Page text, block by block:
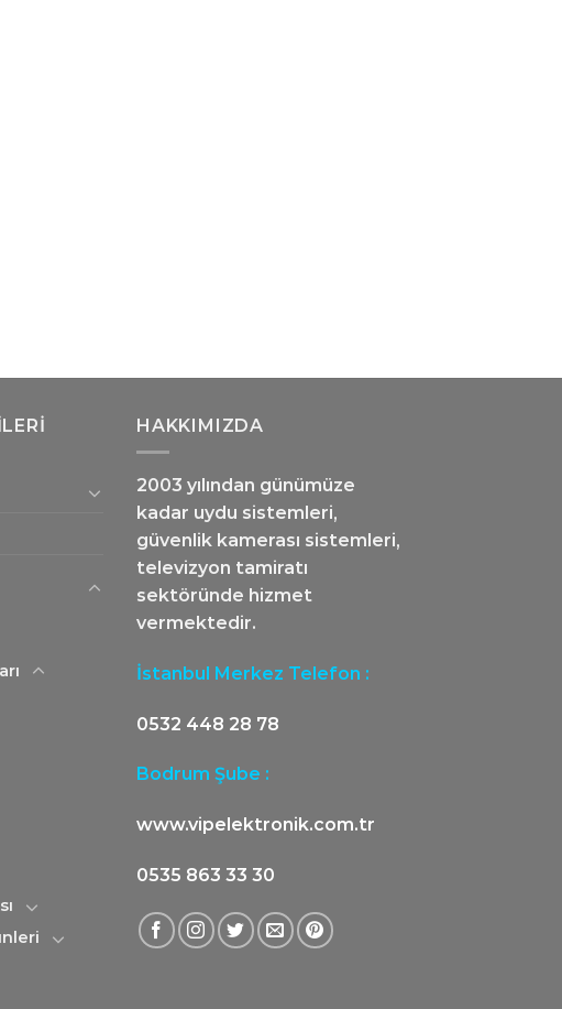
HAKKIMIZDA
2003 yılından günümüze
kadar uydu sistemleri,
güvenlik kamerası sistemleri,
televizyon tamiratı
sektöründe hizmet
vermektedir.
İstanbul Merkez Telefon :
0532 448 28 78
Bodrum Şube :
www.vipelektronik.com.tr
0535 863 33 30